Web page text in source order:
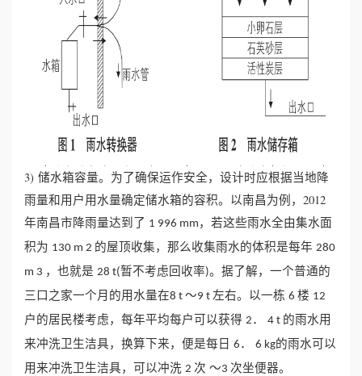
3) 储水箱容量。为了确保运作安全，设计时应根据当地降
雨量和用户用水量确定储水箱的容积。以南昌为例，2012
年南昌市降雨量达到了 1 996 mm ，若这些雨水全由集水面
积为 130 m 2 的屋顶收集，那么收集雨水的体积是每年 280
m 3 ，也就是 28 t(暂不考虑回收率)。据了解，一个普通的
三口之家一个月的用水量在8 t ～9 t 左右。以一栋 6 楼 12
户的居民楼考虑，每年平均每户可以获得 2 ． 4 t 的雨水用
来冲洗卫生洁具，换算下来，便是每日 6 ． 6 kg的雨水可以
用来冲洗卫生洁具，可以冲洗 2 次 ～3 次坐便器。